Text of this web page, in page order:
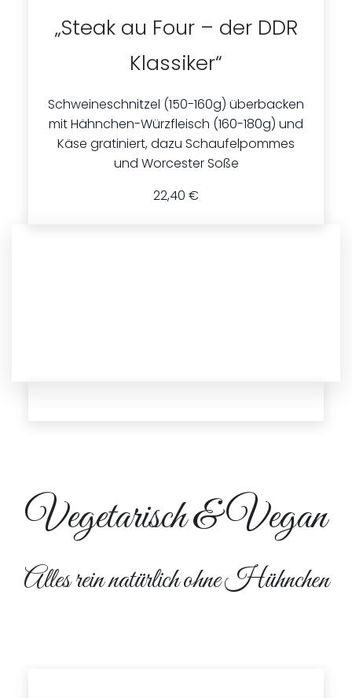
„Steak au Four – der DDR
Klassiker“
Schweineschnitzel (150-160g) überbacken
mit Hähnchen-Würzfleisch (160-180g) und
Käse gratiniert, dazu Schaufelpommes
und Worcester Soße
22,40 €
Vegetarisch & Vegan
Alles rein natürlich ohne Hühnchen